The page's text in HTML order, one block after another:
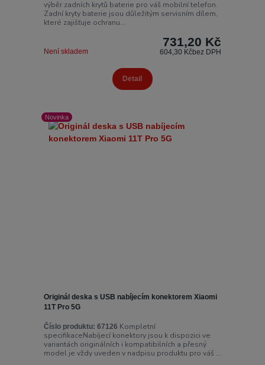
výběr zadních krytů baterie pro váš mobilní telefon.
Zadní kryty baterie jsou důležitým servisním dílem,
které zajišťuje ochranu...
731,20 Kč
604,30 Kčbez DPH
Není skladem
Detail
Novinka
Originál deska s USB nabíjecím konektorem Xiaomi
11T Pro 5G
Číslo produktu: 67126 Kompletní
specifikaceNabíjecí konektory jsou k dispozici ve
variantách originálních i kompatibilních a přesný
model je vždy uveden v nadpisu produktu pro váš ...